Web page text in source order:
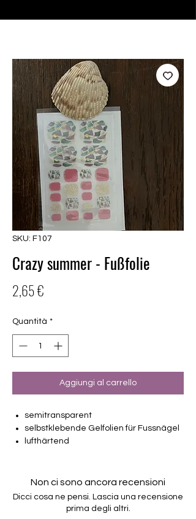
SKU: F107
Crazy summer - Fußfolie
2,65 €
Quantità *
Aggiungi al carrello
semitransparent
selbstklebende Gelfolien für Fussnägel
lufthärtend
17.5mm)
Halten bis zu 14 Tage
Farbe: weinrot, grün, lila, gold
Non ci sono ancora recensioni
Dicci cosa ne pensi. Lascia una recensione
prima degli altri.